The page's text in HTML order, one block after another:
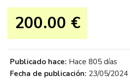
200.00 €
Publicado hace: Hace 805 días
Fecha de publicación: 23/05/2024